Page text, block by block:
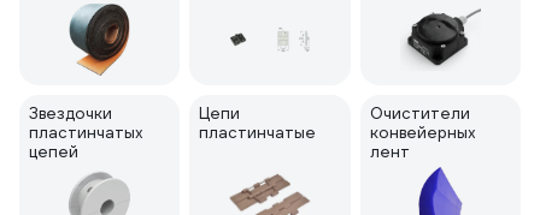
Звездочки
пластинчатых
цепей
Цепи
пластинчатые
Очистители
конвейерных
лент